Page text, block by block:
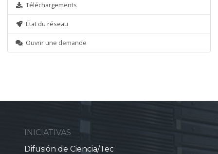
Téléchargements
État du réseau
Ouvrir une demande
INICIATIVAS
Difusión de Ciencia/Tec